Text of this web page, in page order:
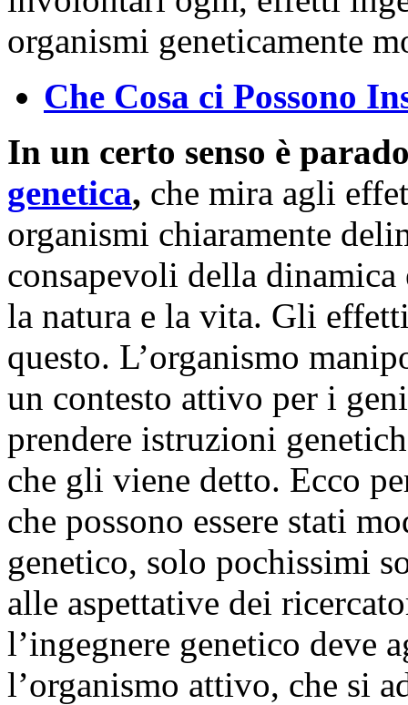
Che Cosa ci Possono
In un certo senso è
genetica, che mira agli
organismi chiaramente
consapevoli della
la natura e la vita. Gli
questo. L’organismo
un contesto attivo per i
prendere istruzioni
che gli viene detto. Ecco
che possono essere stati
genetico, solo pochissimi
alle aspettative dei
l’ingegnere genetico deve
l’organismo attivo, che si